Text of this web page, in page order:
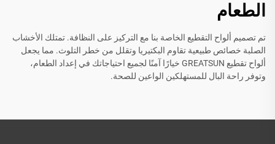
الطعام
تم تصميم ألواح التقطيع الخاصة بنا مع التركيز على النظافة. تمتلك الأخشاب
الصلبة خصائص طبيعية تقاوم البكتيريا وتقلل من خطر التلوث. مما يجعل
ألواح تقطيع GREATSUN خيارًا آمنًا لجميع احتياجاتك في إعداد الطعام،
وتوفر راحة البال للمستهلكين الواعين للصحة.